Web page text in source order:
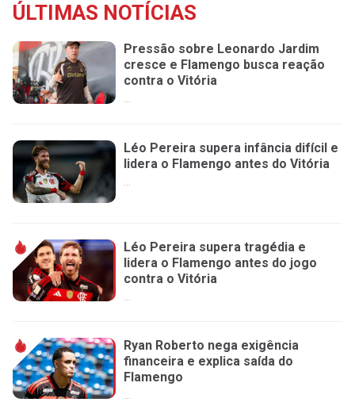
ÚLTIMAS NOTÍCIAS
Pressão sobre Leonardo Jardim
cresce e Flamengo busca reação
contra o Vitória
...
Léo Pereira supera infância difícil e
lidera o Flamengo antes do Vitória
...
Léo Pereira supera tragédia e
lidera o Flamengo antes do jogo
contra o Vitória
...
Ryan Roberto nega exigência
financeira e explica saída do
Flamengo
...